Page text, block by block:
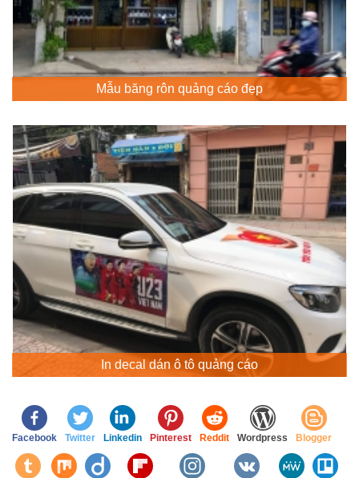
Mẫu băng rôn quảng cáo đẹp
In decal dán ô tô quảng cáo
Facebook Twitter Linkedin Pinterest Reddit Wordpress Blogger